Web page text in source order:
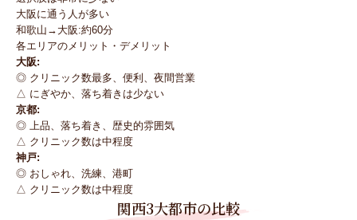
大阪に通う人が多い
和歌山→大阪:約60分
各エリアのメリット・デメリット
大阪:
◎ クリニック数最多、便利、夜間営業
△ にぎやか、落ち着きは少ない
京都:
◎ 上品、落ち着き、歴史的雰囲気
△ クリニック数は中程度
神戸:
◎ おしゃれ、洗練、港町
△ クリニック数は中程度
関西3大都市の比較